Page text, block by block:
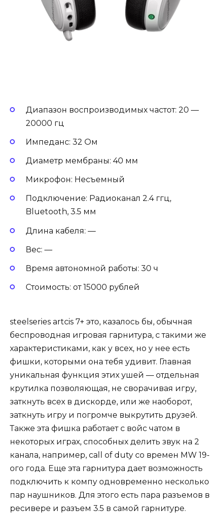
Диапазон воспроизводимых частот: 20 —
20000 гц
Импеданс: 32 Ом
Диаметр мембраны: 40 мм
Микрофон: Несъемный
Подключение: Радиоканал 2.4 ггц,
Bluetooth, 3.5 мм
Длина кабеля: —
Вес: —
Время автономной работы: 30 ч
Стоимость: от 15000 рублей
steelseries artcis 7+ это, казалось бы, обычная
беспроводная игровая гарнитура, с такими же
характеристиками, как у всех, но у нее есть
фишки, которыми она тебя удивит. Главная
уникальная функция этих ушей — отдельная
крутилка позволяющая, не сворачивая игру,
заткнуть всех в дискорде, или же наоборот,
заткнуть игру и погромче выкрутить друзей.
Также эта фишка работает с войс чатом в
некоторых играх, способных делить звук на 2
канала, например, call of duty со времен MW 19-
ого года. Еще эта гарнитура дает возможность
подключить к компу одновременно несколько
пар наушников. Для этого есть пара разъемов в
ресивере и разъем 3.5 в самой гарнитуре.